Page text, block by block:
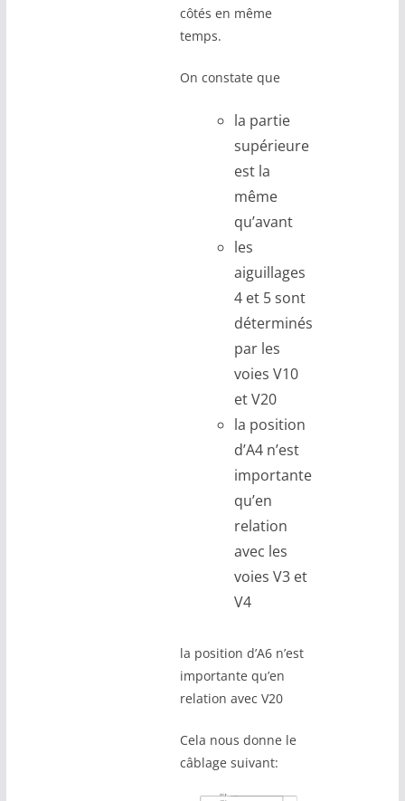
côtés en même
temps.
On constate que
la partie
supérieure
est la
même
qu’avant
les
aiguillages
4 et 5 sont
déterminés
par les
voies V10
et V20
la position
d’A4 n’est
importante
qu’en
relation
avec les
voies V3 et
V4
la position d’A6 n’est
importante qu’en
relation avec V20
Cela nous donne le
câblage suivant: